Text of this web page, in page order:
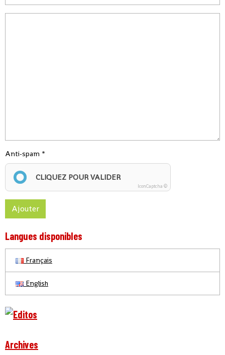
Anti-spam
CLIQUEZ POUR VALIDER
IconCaptcha ©
Ajouter
Langues disponibles
Français
English
Archives